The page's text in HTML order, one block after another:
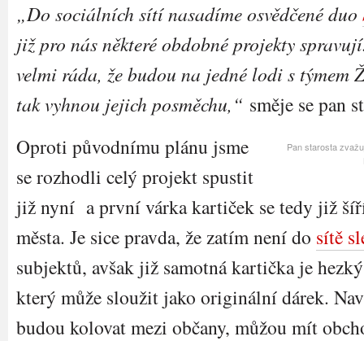
„Do sociálních sítí nasadíme osvědčené duo
již pro nás některé obdobné projekty
velmi ráda, že budou na jedné lodi s týmem
tak vyhnou jejich posměchu,“ směje se pan
Pan starosta
Oproti původnímu plánu jsme
se rozhodli celý projekt spustit
již nyní a první várka kartiček se tedy již
města. Je sice pravda, že zatím není do sítě
subjektů, avšak již samotná kartička je
který může sloužit jako originální dárek.
budou kolovat mezi občany, můžou mít